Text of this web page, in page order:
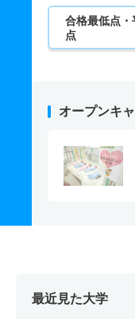
合格最低点・
点
オープンキ
最近見た大学